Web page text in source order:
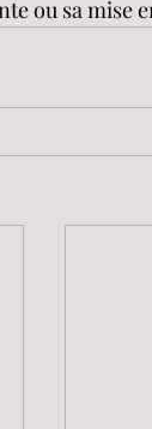
ou sa mise